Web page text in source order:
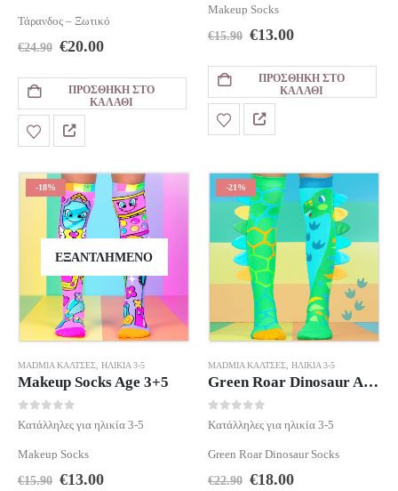
Τάρανδος – Ξωτικό
€24.90 Original
was:
€24.90.
€20.00Η
τιμή
είναι:
€20.00.
ΠΡΟΣΘΉΚΗ ΣΤΟ
ΚΑΛΆΘΙ
Makeup Socks
€15.90 Original
was:
€15.90.
€13.00Η
τιμή
είναι:
€13.00.
ΠΡΟΣΘΉΚΗ ΣΤΟ
ΚΑΛΆΘΙ
-18%
ΕΞΑΝΤΛΗΜΈΝΟ
MADMIA ΚΆΛΤΣΕΣ ΗΛΙΚΊΑ 3-5
Makeup Socks Age 3+5
0 out of 5
Κατάλληλες για ηλικία 3-5
Makeup Socks
€15.90 Original
€13.00Η
-21%
MADMIA ΚΆΛΤΣΕΣ ΗΛΙΚΊΑ 3-5
Green Roar Dinosaur Age 3-5
0 out of 5
Κατάλληλες για ηλικία 3-5
Green Roar Dinosaur Socks
€22.90 Original
€18.00Η